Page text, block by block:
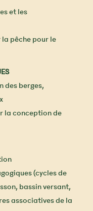
et les
pêche pour le
des berges,
la conception de
(cycles de
bassin versant,
associatives de la